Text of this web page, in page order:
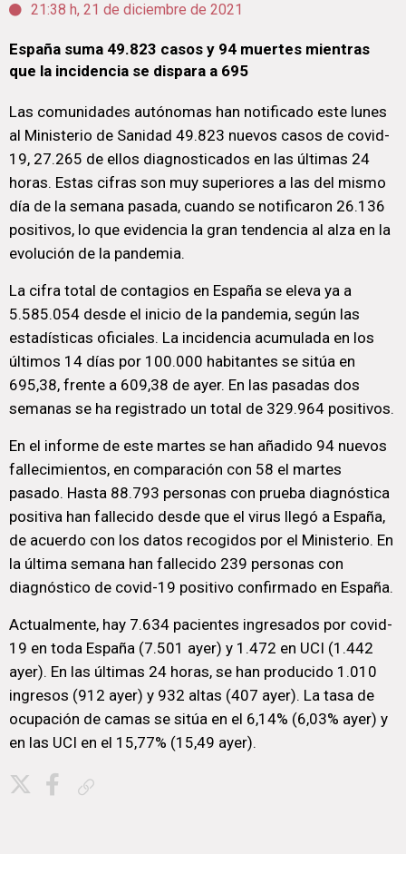
21:38 h, 21 de diciembre de 2021
España suma 49.823 casos y 94 muertes mientras
que la incidencia se dispara a 695
Las comunidades autónomas han notificado este lunes
al Ministerio de Sanidad 49.823 nuevos casos de covid-
19, 27.265 de ellos diagnosticados en las últimas 24
horas. Estas cifras son muy superiores a las del mismo
día de la semana pasada, cuando se notificaron 26.136
positivos, lo que evidencia la gran tendencia al alza en la
evolución de la pandemia.
La cifra total de contagios en España se eleva ya a
5.585.054 desde el inicio de la pandemia, según las
estadísticas oficiales. La incidencia acumulada en los
últimos 14 días por 100.000 habitantes se sitúa en
695,38, frente a 609,38 de ayer. En las pasadas dos
semanas se ha registrado un total de 329.964 positivos.
En el informe de este martes se han añadido 94 nuevos
fallecimientos, en comparación con 58 el martes
pasado. Hasta 88.793 personas con prueba diagnóstica
positiva han fallecido desde que el virus llegó a España,
de acuerdo con los datos recogidos por el Ministerio. En
la última semana han fallecido 239 personas con
diagnóstico de covid-19 positivo confirmado en España.
Actualmente, hay 7.634 pacientes ingresados por covid-
19 en toda España (7.501 ayer) y 1.472 en UCI (1.442
ayer). En las últimas 24 horas, se han producido 1.010
ingresos (912 ayer) y 932 altas (407 ayer). La tasa de
ocupación de camas se sitúa en el 6,14% (6,03% ayer) y
en las UCI en el 15,77% (15,49 ayer).